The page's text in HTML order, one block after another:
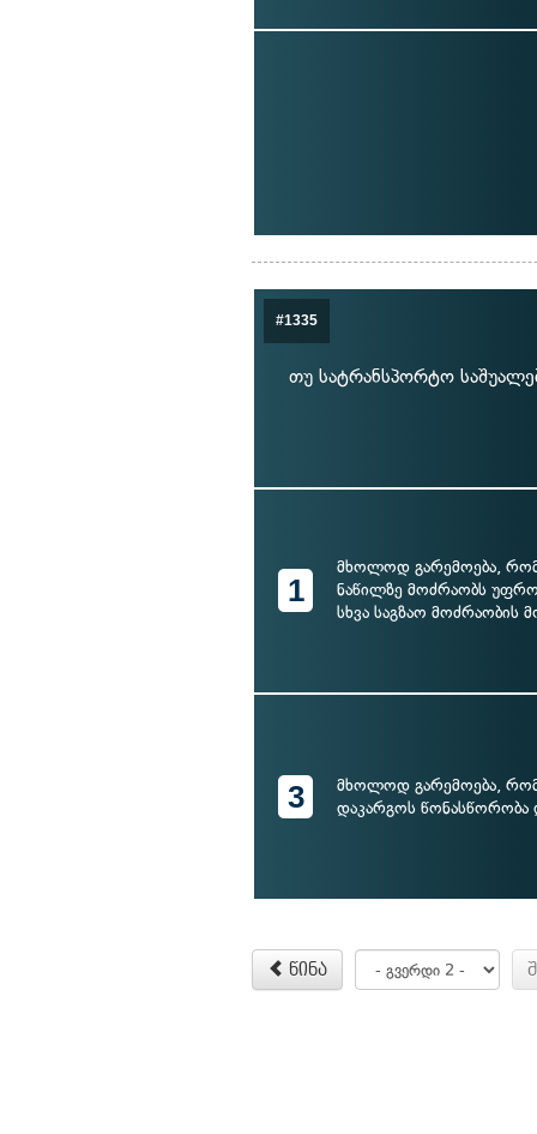
#1335
თუ სატრანსპორტო
1
მხოლოდ გარემოება,
ნაწილზე მოძრაობს
სხვა საგზაო მოძრაობის
3
მხოლოდ გარემოება, რომ
დაკარგოს წონასწორობა
წინა